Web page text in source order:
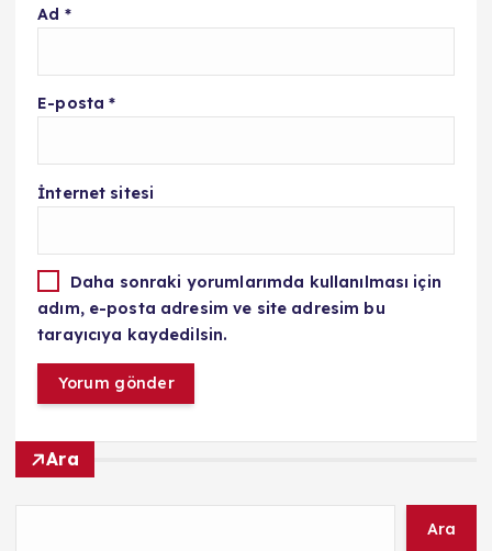
Ad *
E-posta*
İnternet sitesi
Daha sonraki yorumlarımda kullanılması için
adım, e-posta adresim ve site adresim bu
tarayıcıya kaydedilsin.
Ara
Ara